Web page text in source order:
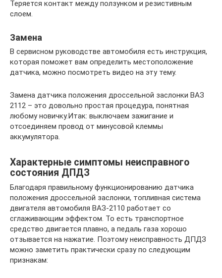
Теряется контакт между ползунком и резистивным
слоем.
Замена
В сервисном руководстве автомобиля есть инструкция,
которая поможет вам определить местоположение
датчика, можно посмотреть видео на эту тему.
Замена датчика положения дроссельной заслонки ВАЗ
2112 – это довольно простая процедура, понятная
любому новичку.Итак: выключаем зажигание и
отсоединяем провод от минусовой клеммы
аккумулятора.
Характерные симптомы неисправного
состояния ДПДЗ
Благодаря правильному функционированию датчика
положения дроссельной заслонки, топливная система
двигателя автомобиля ВАЗ-2110 работает со
сглаживающим эффектом. То есть транспортное
средство двигается плавно, а педаль газа хорошо
отзывается на нажатие. Поэтому неисправность ДПДЗ
можно заметить практически сразу по следующим
признакам: